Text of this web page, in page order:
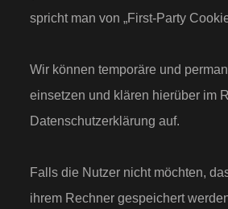
spricht man von „First-Party
Wir können temporäre und
einsetzen und klären hierüber im
Datenschutzerklärung auf.
Falls die Nutzer nicht möchten,
ihrem Rechner gespeichert